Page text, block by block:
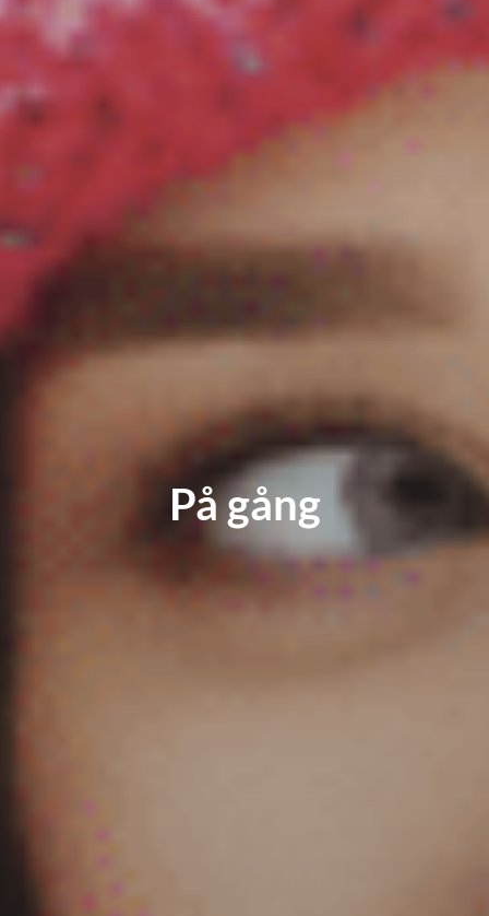
På gång